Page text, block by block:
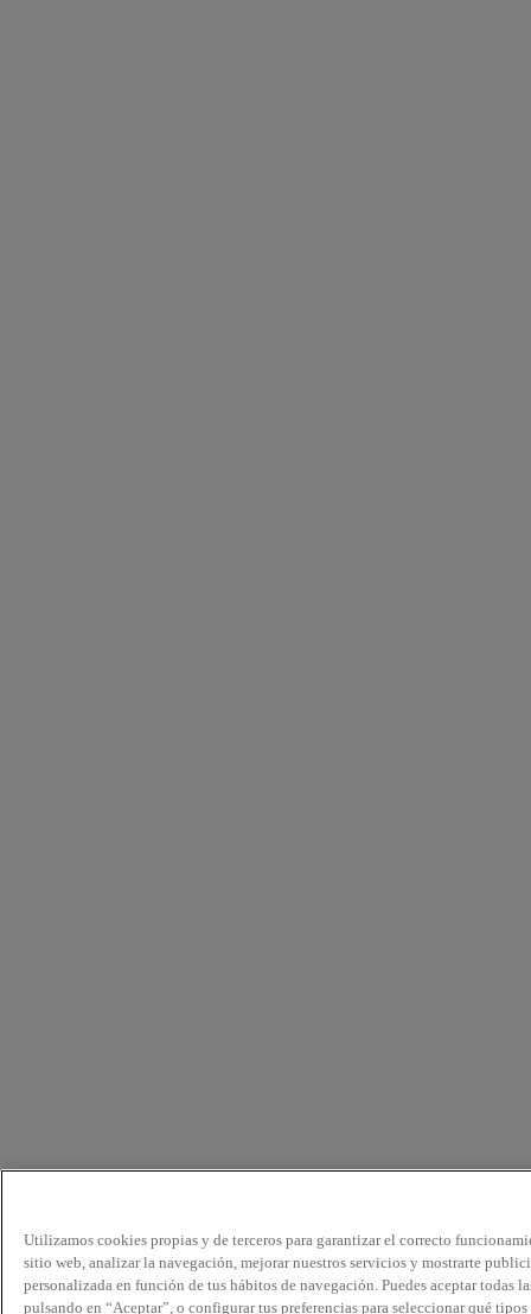
Utilizamos cookies propias y de terceros para garantizar el correcto
sitio web, analizar la navegación, mejorar nuestros servicios y mostrarte
personalizada en función de tus hábitos de navegación. Puedes aceptar todas
pulsando en “Aceptar”, o configurar tus preferencias para seleccionar qué tipos